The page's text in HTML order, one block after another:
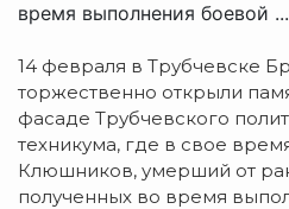
время выполнения боевой ...
14 февраля в Трубчевске
торжественно открыли
фасаде Трубчевского
техникума, где в свое
Клюшников, умерший от
полученных во время